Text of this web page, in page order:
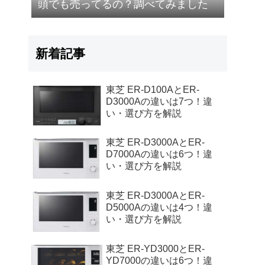
頭でも売ってるの？調べてみました
新着記事
東芝 ER-D100AとER-
D3000Aの違いは7つ！違
い・選び方を解説
東芝 ER-D3000AとER-
D7000Aの違いは6つ！違
い・選び方を解説
東芝 ER-D3000AとER-
D5000Aの違いは4つ！違
い・選び方を解説
東芝 ER-YD3000とER-
YD7000の違いは6つ！違